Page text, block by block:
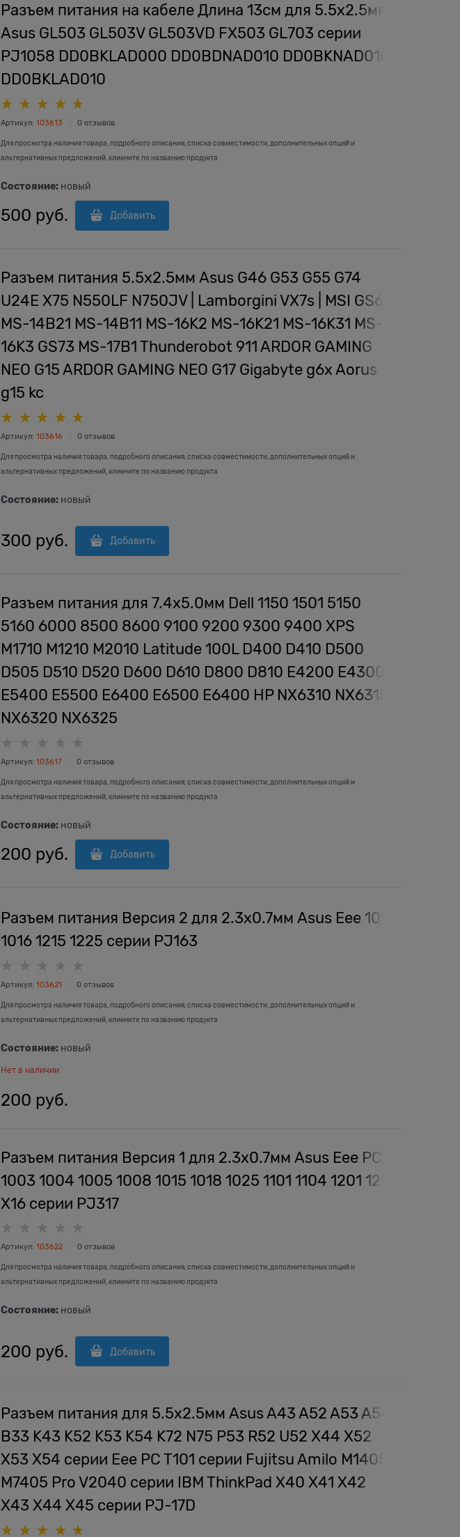
Разъем питания на кабеле Длина 13см для 5.5x2.5мм
Asus GL503 GL503V GL503VD FX503 GL703 серии
PJ1058 DD0BKLAD000 DD0BDNAD010 DD0BKNAD010
DD0BKLAD010
Артикул: 103613 0 отзывов
Для просмотра наличия товара, подробного описания, списка совместимости, дополнительных опций и
альтернативных предложений, кликните по названию продукта
Состояние: новый
500 руб. Добавить
Разъем питания 5.5x2.5мм Asus G46 G53 G55 G74
U24E X75 N550LF N750JV | Lamborgini VX7s | MSI GS63
MS-14B21 MS-14B11 MS-16K2 MS-16K21 MS-16K31 MS-
16K3 GS73 MS-17B1 Thunderobot 911 ARDOR GAMING
NEO G15 ARDOR GAMING NEO G17 Gigabyte g6x Aorus
g15 kc
Артикул: 103616 0 отзывов
Для просмотра наличия товара, подробного описания, списка совместимости, дополнительных опций и
альтернативных предложений, кликните по названию продукта
Состояние: новый
300 руб. Добавить
Разъем питания для 7.4x5.0мм Dell 1150 1501 5150
5160 6000 8500 8600 9100 9200 9300 9400 XPS
M1710 M1210 M2010 Latitude 100L D400 D410 D500
D505 D510 D520 D600 D610 D800 D810 E4200 E4300
E5400 E5500 E6400 E6500 E6400 HP NX6310 NX6315
NX6320 NX6325
Артикул: 103617 0 отзывов
Для просмотра наличия товара, подробного описания, списка совместимости, дополнительных опций и
альтернативных предложений, кликните по названию продукта
Состояние: новый
200 руб. Добавить
Разъем питания Версия 2 для 2.3x0.7мм Asus Eee 1015
1016 1215 1225 серии PJ163
Артикул: 103621 0 отзывов
Для просмотра наличия товара, подробного описания, списка совместимости, дополнительных опций и
альтернативных предложений, кликните по названию продукта
Состояние: новый
Нет в наличии
200 руб.
Разъем питания Версия 1 для 2.3x0.7мм Asus Eee PC
1003 1004 1005 1008 1015 1018 1025 1101 1104 1201 1215
X16 серии PJ317
Артикул: 103622 0 отзывов
Для просмотра наличия товара, подробного описания, списка совместимости, дополнительных опций и
альтернативных предложений, кликните по названию продукта
Состояние: новый
200 руб. Добавить
Разъем питания для 5.5x2.5мм Asus A43 A52 A53 A54
B33 K43 K52 K53 K54 K72 N75 P53 R52 U52 X44 X52
X53 X54 серии Eee PC T101 серии Fujitsu Amilo M1405
M7405 Pro V2040 серии IBM ThinkPad X40 X41 X42
X43 X44 X45 серии PJ-17D